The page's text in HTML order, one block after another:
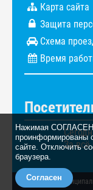
Нажимая
проинформированы
сайте. Отключить
браузера.
Согласен
Карта сайта
Защита
Схема
Время
За всё
© 2026.